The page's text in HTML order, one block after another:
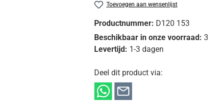
Toevoegen aan wensenlijst
Productnummer: D120 153
Beschikbaar in onze voorraad: 3
Levertijd: 1-3 dagen
Deel dit product via: